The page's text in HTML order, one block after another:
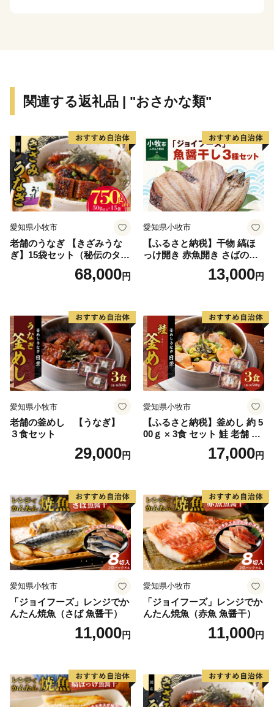
関連する返礼品 | "おさかな類"
愛知県小牧市
老舗のうなぎ 【きざみうな
ぎ】15袋セット（秘伝のタレ
68,000円
愛知県小牧市
【ふるさと納税】干物 縞ほ
っけ開き 赤魚開き さばの開
き 魚醤干し 3種 セット 詰め
合わせ 魚 おかず 肉厚 おいし
取り寄せグルメ 魚醤 ナンプ
ラー 愛知県 小牧市 冷凍 送料
無料
13,000円
愛知県小牧市
老舗の釜めし 【うなぎ】
３食セット
29,000円
愛知県小牧市
【ふるさと納税】釜めし 約 5
00ｇ × 3食 セット 鮭 老舗 急
速冷凍 レンチン 時短 簡単調
理 食品 加工品 海鮮 手作り
り寄せグルメ 愛知県 小牧市
送料無料
17,000円
愛知県小牧市
「ジョイフーズ」レンジでか
んたん焼魚（さば 魚醤干）
11,000円
愛知県小牧市
「ジョイフーズ」レンジでか
んたん焼魚（赤魚 魚醤干）
11,000円